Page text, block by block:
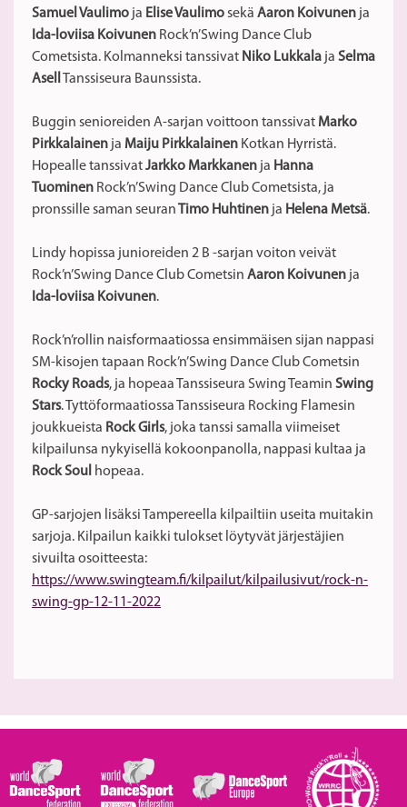
Samuel Vaulimo ja Elise Vaulimosekä Aaron Koivunen ja
Ida-loviisa Koivunen Rock’n’Swing Dance Club
Cometsista. Kolmanneksi tanssivat Niko Lukkala ja Selma
Asell
Tanssiseura Baunssista.
Buggin senioreiden A-sarjan voittoon tanssivat Marko
Pirkkalainen ja Maiju Pirkkalainen Kotkan Hyrristä.
Hopealle tanssivatJarkko Markkanen ja Hanna
Tuominen Rock’n’Swing Dance Club Cometsista, ja
pronssille saman seuranTimo Huhtinen ja Helena Metsä.
Lindy hopissa junioreiden 2 B -sarjan voiton veivät
Rock’n’Swing Dance Club Cometsin Aaron Koivunen ja
Ida-loviisa Koivunen.
Rock’n’rollin naisformaatiossa ensimmäisen sijan nappasi
SM-kisojen tapaan Rock’n’Swing Dance Club Cometsin
Rocky Roads, ja hopeaa Tanssiseura Swing Teamin Swing
Stars. Tyttöformaatiossa Tanssiseura Rocking Flamesin
joukkueista Rock Girls, joka tanssi samalla viimeiset
kilpailunsa nykyisellä kokoonpanolla, nappasi kultaa ja
Rock Soul hopeaa.
GP-sarjojen lisäksi Tampereella kilpailtiin useita muitakin
sarjoja. Kilpailun kaikki tulokset löytyvät järjestäjien
sivuilta osoitteesta:
https://www.swingteam.fi/kilpailut/kilpailusivut/rock-n-
swing-gp-12-11-2022